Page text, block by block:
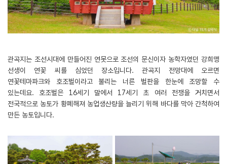
관곡지는 조선시대에 만들어진 연못으로 조선의 문신이자 농학자였던 강희맹
선생이 연꽃 씨를 심었던 장소입니다. 관곡지 전망대에 오르면
연꽃테마파크와 호조벌이라고 불리는 너른 벌판을 한눈에 조망할 수
있는데요. 호조벌은 16세기 말에서 17세기 초 여러 전쟁을 거치면서
전국적으로 농토가 황폐해져 농업생산량을 늘리기 위해 바다를 막아 간척하여
만든 농토입니다.